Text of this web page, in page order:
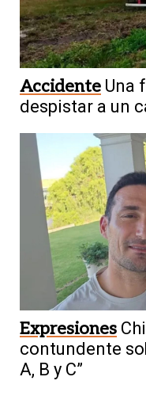
Accidente Una
despistar a un
Expresiones
contundente
A, B y C”